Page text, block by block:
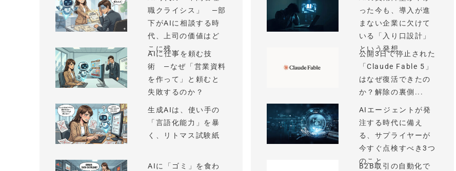
職クライシス」 —部
下がAIに相談する時
代、上司の価値はど
こに残...
AIに仕事を頼む技
術 —なぜ「営業資料
を作って」と頼むと
失敗するのか？
生成AIは、使い手の
「言語化能力」を暴
く、リトマス試験紙
AIに「ゴミ」を食わ
った今も、導入が進
まない企業に欠けて
いる「入り口設計」
という発想
公開3日で停止された
「Claude Fable 5」
はなぜ復活できたの
か？解除の裏側...
AIエージェントが発
注する時代に備え
る、サプライヤーが
今すぐ点検すべき3つ
のこと
B2B取引の自動化で